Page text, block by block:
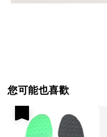
您可能也喜歡